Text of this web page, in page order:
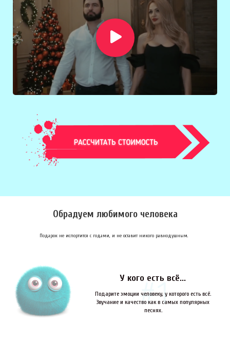
Обрадуем любимого человека
Подарок не испортится с годами, и не оставит никого равнодушным.
У кого есть всё...
Подарите эмоции человеку, у которого есть всё.
Звучание и качество как в самых популярных
песнях.